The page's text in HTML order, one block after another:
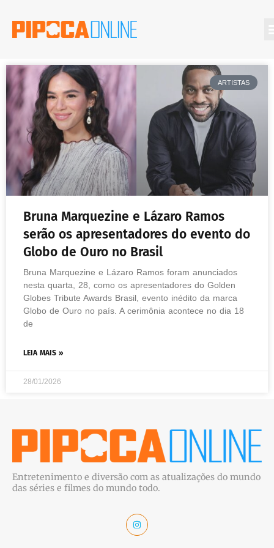
ARTISTAS
Bruna Marquezine e Lázaro Ramos
serão os apresentadores do evento do
Globo de Ouro no Brasil
Bruna Marquezine e Lázaro Ramos foram anunciados
nesta quarta, 28, como os apresentadores do Golden
Globes Tribute Awards Brasil, evento inédito da marca
Globo de Ouro no país. A cerimônia acontece no dia 18
de
LEIA MAIS »
28/01/2026
Entretenimento e diversão com as atualizações do mundo
das séries e filmes do mundo todo.